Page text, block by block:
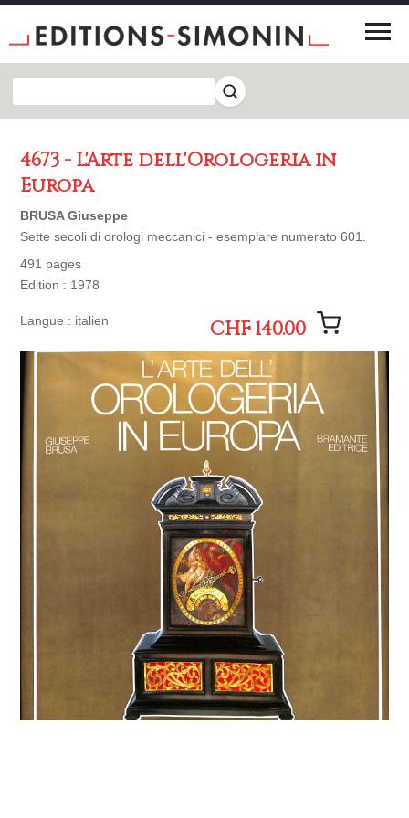
4673 - L'Arte dell'Orologeria in
Europa
BRUSA Giuseppe
Sette secoli di orologi meccanici - esemplare numerato 601.
491 pages
Edition : 1978
Langue : italien CHF 140.00